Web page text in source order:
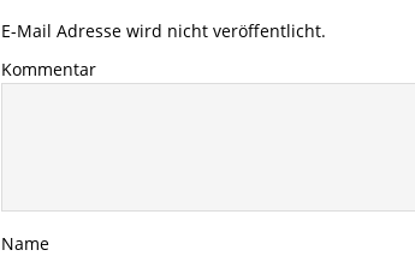
E-Mail Adresse wird nicht veröffentlicht.
Kommentar
Name